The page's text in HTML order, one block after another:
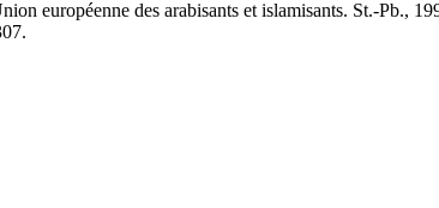
européenne des arabisants et islamisants. St.-Pb.,